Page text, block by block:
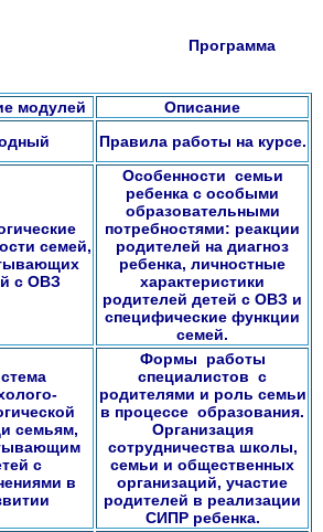
модулей
Описание
Правила работы на курсе.
семей,
с ОВЗ
Особенности семьи
ребенка с особыми
образовательными
потребностями: реакции
родителей на диагноз
ребенка, личностные
характеристики
родителей детей с ОВЗ и
специфические функции
семей.
семьям,
с
в
Формы работы
специалистов с
родителями и роль семьи
в процессе образования.
Организация
сотрудничества школы,
семьи и общественных
организаций, участие
родителей в реализации
СИПР ребенка.